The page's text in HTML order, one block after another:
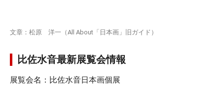
文章：松原 洋一（All About「日本画」旧ガイド）
比佐水音最新展覧会情報
展覧会名：比佐水音日本画個展